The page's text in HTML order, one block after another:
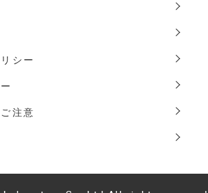
シー
注意